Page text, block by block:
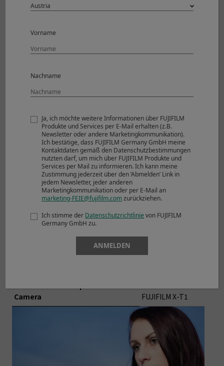
© Dava Kai Piper
View larger image (JPEG: 5,375KB)
Shooting Mode
Image Size
Dynamic Range
Lens Focal Length
Camera
Manual
4896 x 3264
100%
35.0mm
FUJIFILM X-T1
Vorname
Nachname
Ja, ich möchte weitere Informationen über FUJIFILM
Produkte und Services per E-Mail erhalten (z.B.
Newsletter oder andere Marketingkommunikation).
Ich bestätige, dass FUJIFILM Germany GmbH meine
Kontaktdaten gemäß den Datenschutzbestimmungen
nutzten darf, um mich über FUJIFILM Produkte und
Services per Mail zu informieren. Ich kann meine
Zustimmung jederzeit über den ‘Abmelden’ Link in
jedem Newsletter, jeder anderen
Marketingkommunikation oder per E-Mail an
marketing-FEIE@fujifilm.comzurückziehen.
Ich stimme der Datenschutzrichtlinie von FUJIFILM
Germany GmbH zu.
ANMELDEN